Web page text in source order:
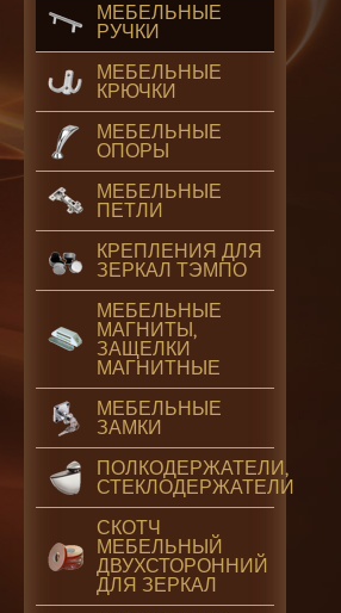
Купить
МЕБЕЛЬНЫЕ
РУЧКИ
МЕБЕЛЬНЫЕ
КРЮЧКИ
МЕБЕЛЬНЫЕ
ОПОРЫ
МЕБЕЛЬНЫЕ
ПЕТЛИ
КРЕПЛЕНИЯ ДЛЯ
ЗЕРКАЛ ТЭМПО
МЕБЕЛЬНЫЕ
МАГНИТЫ,
ЗАЩЕЛКИ
МАГНИТНЫЕ
МЕБЕЛЬНЫЕ
ЗАМКИ
ПОЛКОДЕРЖАТЕЛИ,
СТЕКЛОДЕРЖАТЕЛИ
СКОТЧ
МЕБЕЛЬНЫЙ
ДВУХСТОРОННИЙ
ДЛЯ ЗЕРКАЛ